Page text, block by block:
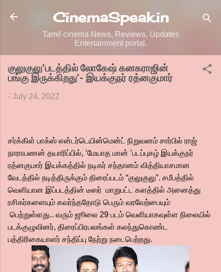
Skip to main content
CinemaSpeak.in
Tamil cinema News, Reviews, Updates
Entertainment portal.
குலுகுலு’படத்தில் லோகேஷ் கனகராஜின்
பங்கு இருக்கிறது’- இயக்குநர் ரத்னகுமார்
- July 24, 2022
சர்க்கிள் பாக்ஸ் என்டர்டெயின்மென்ட் நிறுவனம் சார்பில் ராஜ்
நாராயணன் தயாரிப்பில், ’மேயாத மான் ’படப்புகழ் இயக்குநர்
ரத்னகுமார் இயக்கத்தில் நடிகர் சந்தானம் வித்தியாசமான
வேடத்தில் நடித்திருக்கும் திரைப்படம் “குலுகுலு”. சமீபத்தில்
வெளியான இப்படத்தின் டீஸர் மாறுபட்ட களத்தில் அனைத்து
ரசிகர்களையும் கவர்ந்ததோடு பெரும் வரவேற்பையும்
பெற்றுள்ளது.. வரும் ஜூலை 29 படம் வெளியாகவுள்ள நிலையில்
படக்குழுவினர், திரைப்பிரபலங்கள் கலந்துகொண்ட
பத்திரிகையாளர் சந்திப்பு நேற்று நடைபெற்றது.